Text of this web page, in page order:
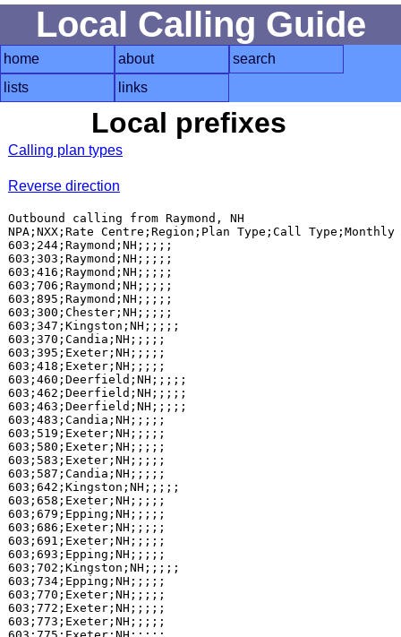
Local Calling Guide
home about
search
lists
links
Local prefixes
Calling plan types
Reverse direction
Outbound calling from Raymond, NH
NPA;NXX;Rate Centre;Region;Plan Type;Call
603;244;Raymond;NH;;;;;
603;303;Raymond;NH;;;;;
603;416;Raymond;NH;;;;;
603;706;Raymond;NH;;;;;
603;895;Raymond;NH;;;;;
603;300;Chester;NH;;;;;
603;347;Kingston;NH;;;;;
603;370;Candia;NH;;;;;
603;395;Exeter;NH;;;;;
603;418;Exeter;NH;;;;;
603;460;Deerfield;NH;;;;;
603;462;Deerfield;NH;;;;;
603;463;Deerfield;NH;;;;;
603;483;Candia;NH;;;;;
603;519;Exeter;NH;;;;;
603;580;Exeter;NH;;;;;
603;583;Exeter;NH;;;;;
603;587;Candia;NH;;;;;
603;642;Kingston;NH;;;;;
603;658;Exeter;NH;;;;;
603;679;Epping;NH;;;;;
603;686;Exeter;NH;;;;;
603;691;Exeter;NH;;;;;
603;693;Epping;NH;;;;;
603;702;Kingston;NH;;;;;
603;734;Epping;NH;;;;;
603;770;Exeter;NH;;;;;
603;772;Exeter;NH;;;;;
603;773;Exeter;NH;;;;;